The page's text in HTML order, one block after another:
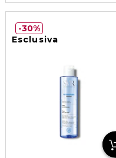
Esclusiva
30%